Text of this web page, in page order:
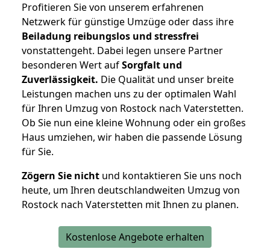
Profitieren Sie von unserem erfahrenen
Netzwerk für günstige Umzüge oder dass ihre
Beiladung reibungslos und stressfrei
vonstattengeht. Dabei legen unsere Partner
besonderen Wert aufSorgfalt und
Zuverlässigkeit. Die Qualität und unser breite
Leistungen machen uns zu der optimalen Wahl
für Ihren Umzug von Rostock nach Vaterstetten.
Ob Sie nun eine kleine Wohnung oder ein großes
Haus umziehen, wir haben die passende Lösung
für Sie.
Zögern Sie nicht und kontaktieren Sie uns noch
heute, um Ihren deutschlandweiten Umzug von
Rostock nach Vaterstetten mit Ihnen zu planen.
Kostenlose Angebote erhalten